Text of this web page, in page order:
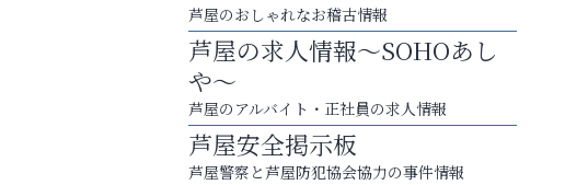
芦屋のおしゃれなお稽古情報
芦屋の求人情報～SOHOあし
や～
芦屋のアルバイト・正社員の求人情報
芦屋安全掲示板
芦屋警察と芦屋防犯協会協力の事件情報